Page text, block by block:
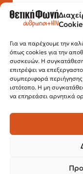
Για να παρέχουμε την
όπως cookies για την
συσκευών. Η συγκατάθεση
επιτρέψει να
συμπεριφορά
ιστότοπο. Η μη
να επηρεάσει αρνητικά
Δευτέρα